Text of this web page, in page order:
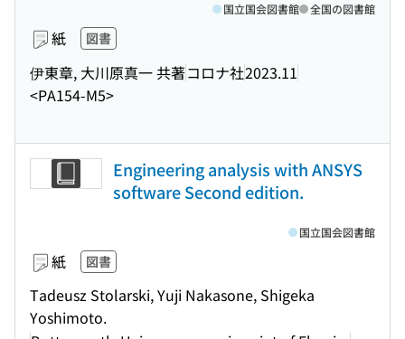
紙 図書
伊東章, 大川原真一 共著コロナ社2023.11
<PA154-M5>
国立国会図書館 全国の図書館
Engineering analysis with ANSYS
software Second edition.
紙 図書
Tadeusz Stolarski, Yuji Nakasone, Shigeka
Yoshimoto.
国立国会図書館